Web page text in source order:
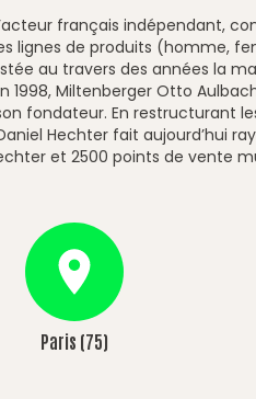
français indépendant,
lignes de produits (homme,
au travers des années la
Miltenberger Otto
fondateur. En restructurant
Hechter fait aujourd’hui
et 2500 points de vente
Paris (75)